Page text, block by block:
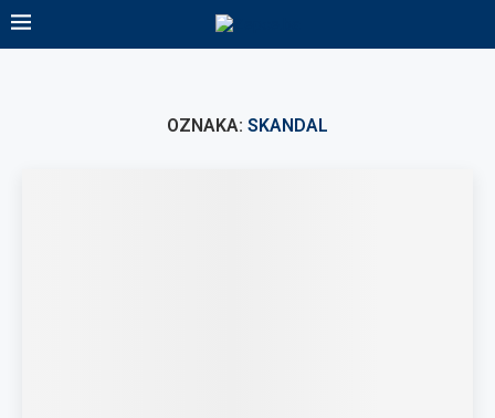
OZNAKA: SKANDAL